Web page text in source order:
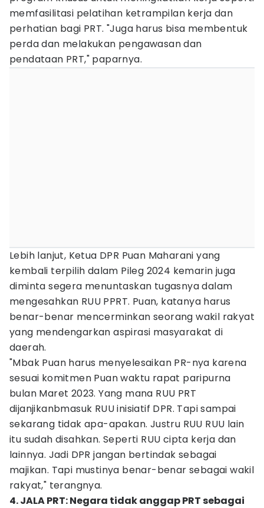
memfasilitasi pelatihan ketrampilan kerja dan
perhatian bagi PRT. "Juga harus bisa membentuk
perda dan melakukan pengawasan dan
pendataan PRT," paparnya.
Lebih lanjut, Ketua DPR Puan Maharani yang
kembali terpilih dalam Pileg 2024 kemarin juga
diminta segera menuntaskan tugasnya dalam
mengesahkan RUU PPRT. Puan, katanya harus
benar-benar mencerminkan seorang wakil rakyat
yang mendengarkan aspirasi masyarakat di
daerah.
"Mbak Puan harus menyelesaikan PR-nya karena
sesuai komitmen Puan waktu rapat paripurna
bulan Maret 2023. Yang mana RUU PRT
dijanjikanbmasuk RUU inisiatif DPR. Tapi sampai
sekarang tidak apa-apakan. Justru RUU RUU lain
itu sudah disahkan. Seperti RUU cipta kerja dan
lainnya. Jadi DPR jangan bertindak sebagai
majikan. Tapi mustinya benar-benar sebagai wakil
rakyat," terangnya.
4. JALA PRT: Negara tidak anggap PRT sebagai